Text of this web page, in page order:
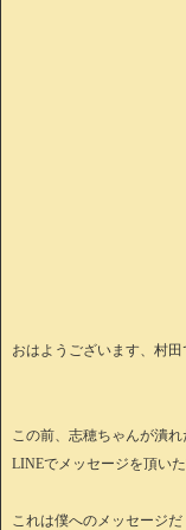
おはようございます、村田
この前、志穂ちゃんが潰
LINEでメッセージを頂い
これは僕へのメッセージだ